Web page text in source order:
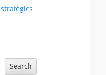
Search